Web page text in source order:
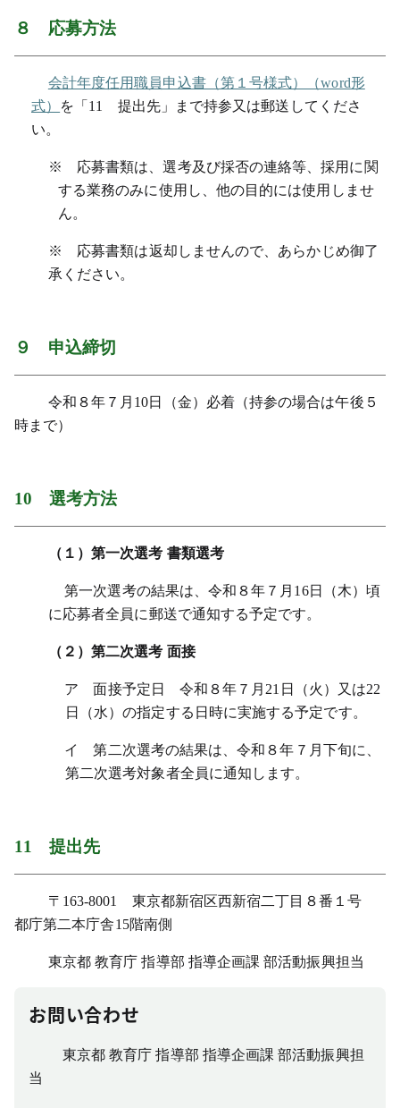
８ 応募方法
会計年度任用職員申込書（第１号様式）（word形
式）
を「11 提出先」まで持参又は郵送してくださ
い。
※ 応募書類は、選考及び採否の連絡等、採用に関
する業務のみに使用し、他の目的には使用しませ
ん。
※ 応募書類は返却しませんので、あらかじめ御了
承ください。
９ 申込締切
令和８年７月10日（金）必着（持参の場合は午後５
時まで）
10 選考方法
（１）第一次選考 書類選考
第一次選考の結果は、令和８年７月16日（木）頃
に応募者全員に郵送で通知する予定です。
（２）第二次選考 面接
ア 面接予定日 令和８年７月21日（火）又は22
日（水）の指定する日時に実施する予定です。
イ 第二次選考の結果は、令和８年７月下旬に、
第二次選考対象者全員に通知します。
11 提出先
〒163-8001 東京都新宿区西新宿二丁目８番１号
都庁第二本庁舎15階南側
東京都 教育庁 指導部 指導企画課 部活動振興担当
お問い合わせ
東京都 教育庁 指導部 指導企画課 部活動振興担
当